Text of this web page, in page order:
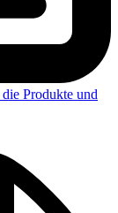
Produkte und